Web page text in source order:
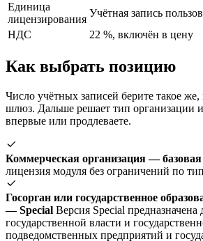
Единица
лицензирования
Учётная запись
НДС
22 %, включён в цену
Как выбрать позицию
Число учётных записей берите такое
шлюз. Дальше решает тип организации
впервые или продлеваете.
Коммерческая организация — базовая
лицензия модуля без ограничений по
Госорган или государственное
— Special Версия Special предназначена
государственной власти и
подведомственных предприятий и